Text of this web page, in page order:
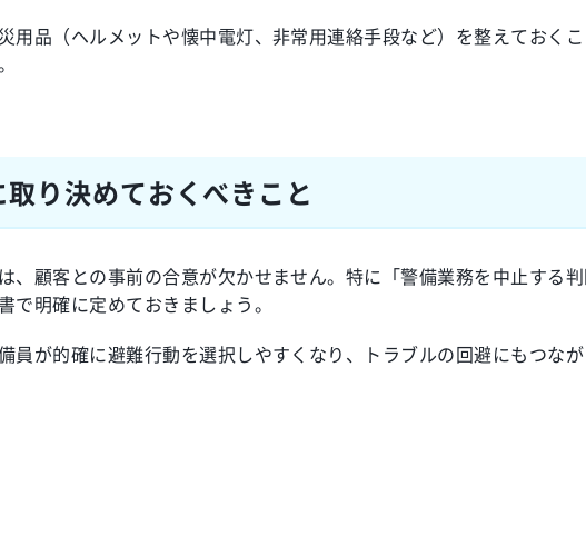
用品（ヘルメットや懐中電灯、非常用連絡手段など）を整えておく
り決めておくべきこと
、顧客との事前の合意が欠かせません。特に「警備業務を中止する
で明確に定めておきましょう。
員が的確に避難行動を選択しやすくなり、トラブルの回避にもつなが